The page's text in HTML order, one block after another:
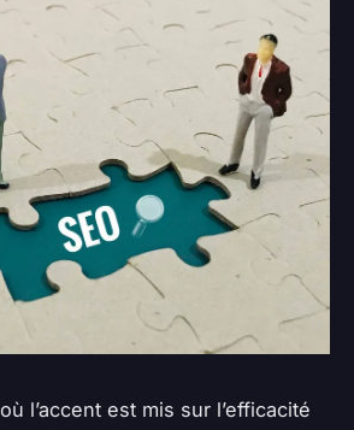
l’accent est mis sur l’efficacité